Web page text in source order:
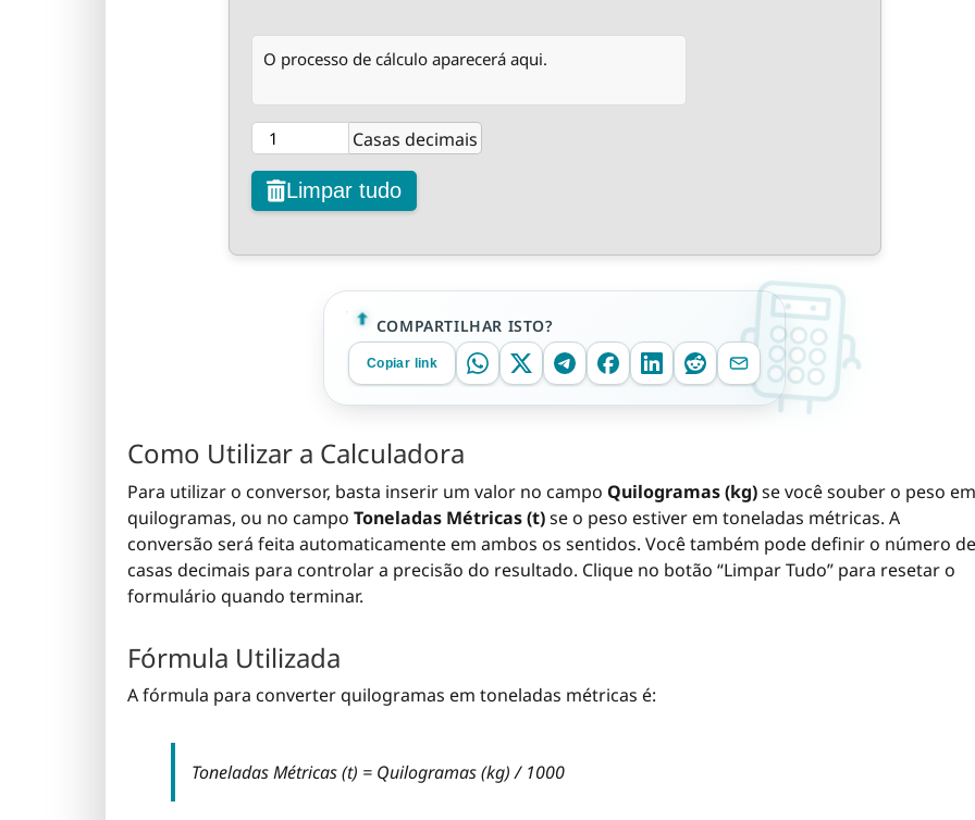
O processo de cálculo aparecerá aqui.
Casas decimais
Limpar tudo
COMPARTILHAR ISTO?
Copiar link
Como Utilizar a Calculadora
Para utilizar o conversor, basta inserir um valor no campo Quilogramas (kg)se você souber o peso em
quilogramas, ou no campo Toneladas Métricas (t)se o peso estiver em toneladas métricas. A
conversão será feita automaticamente em ambos os sentidos. Você também pode definir o número de
casas decimais para controlar a precisão do resultado. Clique no botão “Limpar Tudo” para resetar o
formulário quando terminar.
Fórmula Utilizada
A fórmula para converter quilogramas em toneladas métricas é:
Toneladas Métricas (t) = Quilogramas (kg) / 1000